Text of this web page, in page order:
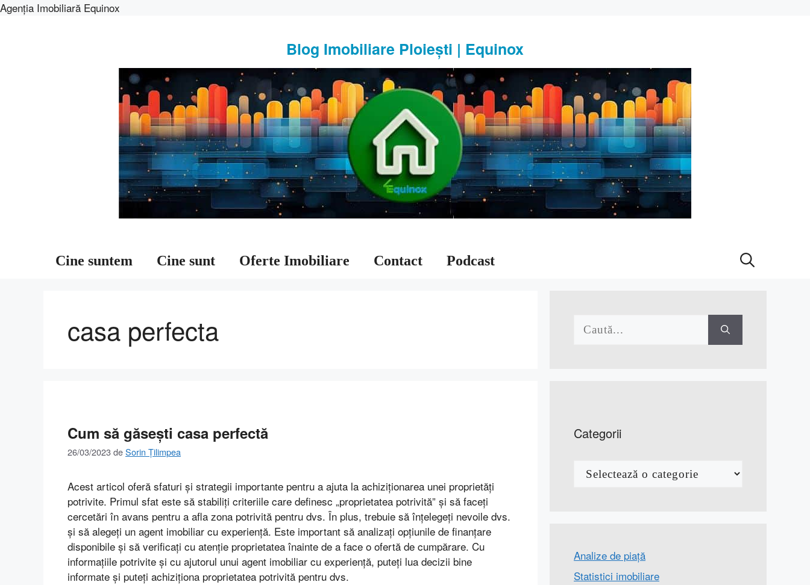
Agenția Imobiliară Equinox
Blog Imobiliare Ploiești | Equinox
Cine suntem Cine sunt Oferte Imobiliare Contact Podcast
casa perfecta
Cum să găsești casa perfectă
26/03/2023deSorin Țilimpea
Acest articol oferă sfaturi și strategii importante pentru a ajuta la achiziționarea unei proprietăți
potrivite. Primul sfat este să stabiliți criteriile care definesc „proprietatea potrivită” și să faceți
cercetări în avans pentru a afla zona potrivită pentru dvs. În plus, trebuie să înțelegeți nevoile dvs.
și să alegeți un agent imobiliar cu experiență. Este important să analizați opțiunile de finanțare
disponibile și să verificați cu atenție proprietatea înainte de a face o ofertă de cumpărare. Cu
informațiile potrivite și cu ajutorul unui agent imobiliar cu experiență, puteți lua decizii bine
informate și puteți achiziționa proprietatea potrivită pentru dvs.
Caută
după:
Categorii
Categorii
Analize de piață
Statistici imobiliare